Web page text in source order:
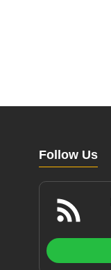
Follow Us